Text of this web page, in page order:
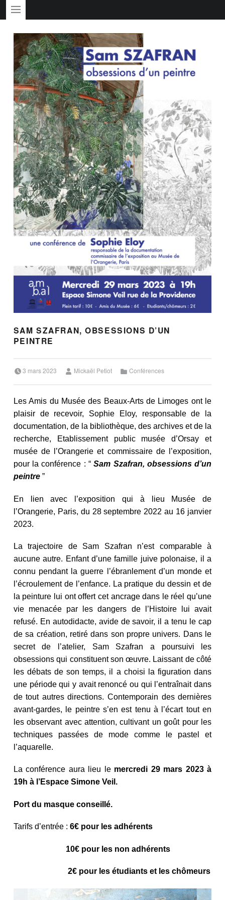
SAM SZAFRAN, OBSESSIONS D’UN
PEINTRE
3 mars 2023 Mickaël Petiot Conférences
Les Amis du Musée des Beaux-Arts de Limoges ont le
plaisir de recevoir, Sophie Eloy, responsable de la
documentation, de la bibliothèque, des archives et de la
recherche, Etablissement public musée d’Orsay et
musée de l’Orangerie et commissaire de l’exposition,
pour la conférence : “Sam Szafran, obsessions d’un
peintre”
En lien avec l’exposition qui à lieu Musée de
l’Orangerie, Paris, du 28 septembre 2022 au 16 janvier
2023.
La trajectoire de Sam Szafran n’est comparable à
aucune autre. Enfant d’une famille juive polonaise, il a
connu pendant la guerre l’ébranlement d’un monde et
l’écroulement de l’enfance. La pratique du dessin et de
la peinture lui ont offert cet ancrage dans le réel qu’une
vie menacée par les dangers de l’Histoire lui avait
refusé. En autodidacte, avide de savoir, il a tenu le cap
de sa création, retiré dans son propre univers. Dans le
secret de l’atelier, Sam Szafran a poursuivi les
obsessions qui constituent son œuvre. Laissant de côté
les débats de son temps, il a choisi la figuration dans
une période qui y avait renoncé ou qui l’entraînait dans
de tout autres directions. Contemporain des dernières
avant-gardes, le peintre s’en est tenu à l’écart tout en
les observant avec attention, cultivant un goût pour les
techniques passées de mode comme le pastel et
l’aquarelle.
La conférence aura lieu le mercredi 29 mars 2023 à
19h à l’Espace Simone Veil.
Port du masque conseillé.
Tarifs d’entrée : 6€ pour les adhérents
10€ pour les non adhérents
2€ pour les étudiants et les chômeurs